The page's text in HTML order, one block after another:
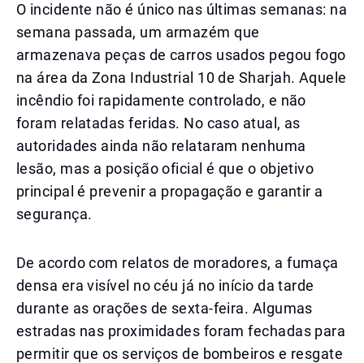
O incidente não é único nas últimas semanas: na
semana passada, um armazém que
armazenava peças de carros usados pegou fogo
na área da Zona Industrial 10 de Sharjah. Aquele
incêndio foi rapidamente controlado, e não
foram relatadas feridas. No caso atual, as
autoridades ainda não relataram nenhuma
lesão, mas a posição oficial é que o objetivo
principal é prevenir a propagação e garantir a
segurança.
De acordo com relatos de moradores, a fumaça
densa era visível no céu já no início da tarde
durante as orações de sexta-feira. Algumas
estradas nas proximidades foram fechadas para
permitir que os serviços de bombeiros e resgate